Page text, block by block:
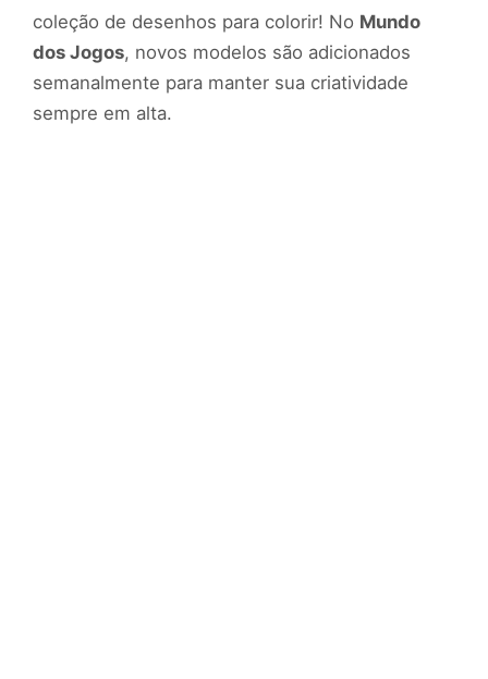
coleção de desenhos para colorir! No Mundo
dos Jogos, novos modelos são adicionados
semanalmente para manter sua criatividade
sempre em alta.